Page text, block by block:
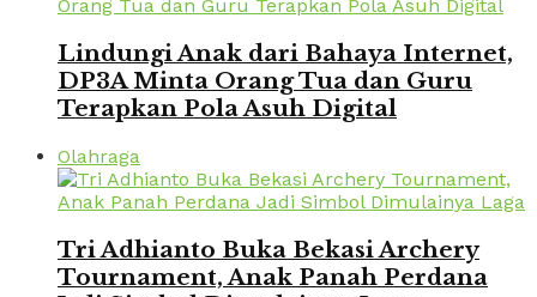
Lindungi Anak dari Bahaya Internet,
DP3A Minta Orang Tua dan Guru
Terapkan Pola Asuh Digital
Olahraga
Tri Adhianto Buka Bekasi Archery
Tournament, Anak Panah Perdana